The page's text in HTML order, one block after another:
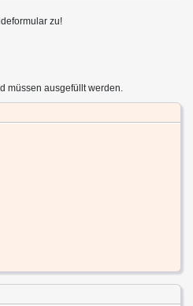
zu!
müssen ausgefüllt werden.